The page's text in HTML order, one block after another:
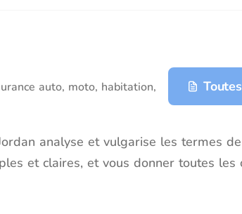
auto, moto, habitation,
analyse et vulgarise les termes
et claires, et vous donner toutes les